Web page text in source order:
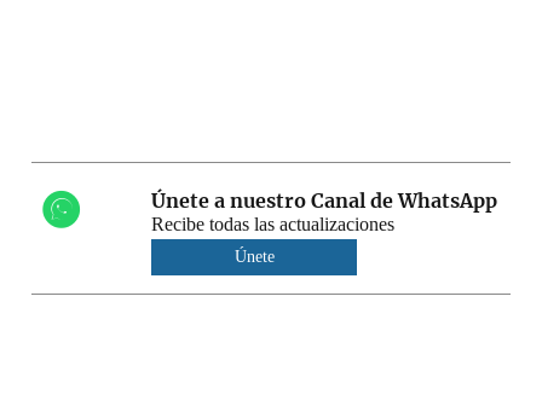
Únete a nuestro Canal de WhatsApp
Recibe todas las actualizaciones
Únete